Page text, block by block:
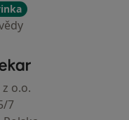
- Hlavní stránka
o.o.
7